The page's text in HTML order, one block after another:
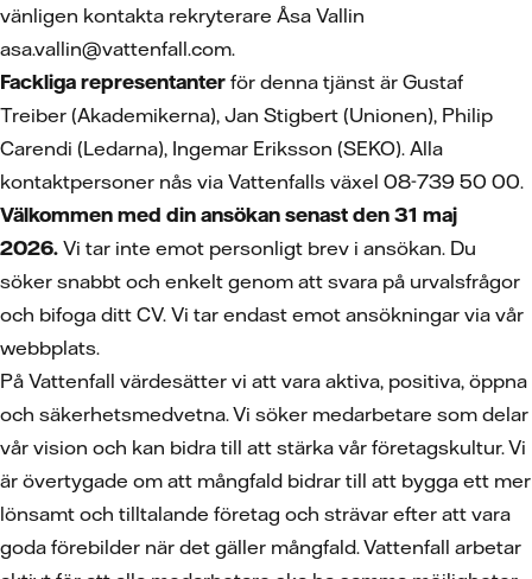
vänligen kontakta rekryterare Åsa Vallin
asa.vallin@vattenfall.com.
Fackliga representanter för denna tjänst är Gustaf
Treiber (Akademikerna), Jan Stigbert (Unionen), Philip
Carendi (Ledarna), Ingemar Eriksson (SEKO). Alla
kontaktpersoner nås via Vattenfalls växel 08-739 50 00.
Välkommen med din ansökan senast den 31 maj
2026. Vi tar inte emot personligt brev i ansökan. Du
söker snabbt och enkelt genom att svara på urvalsfrågor
och bifoga ditt CV. Vi tar endast emot ansökningar via vår
webbplats.
På Vattenfall värdesätter vi att vara aktiva, positiva, öppna
och säkerhetsmedvetna. Vi söker medarbetare som delar
vår vision och kan bidra till att stärka vår företagskultur. Vi
är övertygade om att mångfald bidrar till att bygga ett mer
lönsamt och tilltalande företag och strävar efter att vara
goda förebilder när det gäller mångfald. Vattenfall arbetar